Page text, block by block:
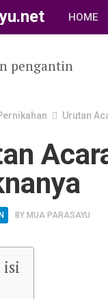
HOME
Urutan
BY MUA PARASAYU
isi